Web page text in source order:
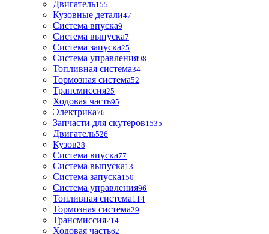
Двигатель155
Кузовные детали47
Система впуска9
Система выпуска7
Система запуска25
Система управления98
Топливная система34
Тормозная система52
Трансмиссия25
Ходовая часть95
Электрика76
Запчасти для скутеров1535
Двигатель526
Кузов28
Система впуска77
Система выпуска13
Система запуска150
Система управления96
Топливная система114
Тормозная система29
Трансмиссия214
Ходовая часть62